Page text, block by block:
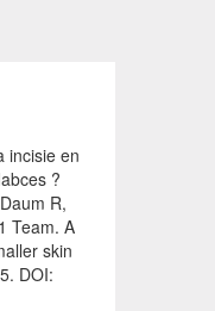
incisie en
?
R,
Team. A
skin
DOI: